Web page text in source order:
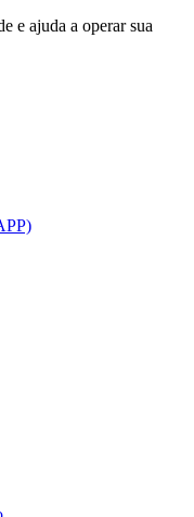
e ajuda a operar sua